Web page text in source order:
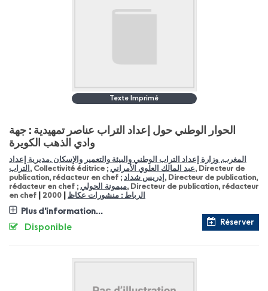
Texte Imprimé
الحوار الوطني حول إعداد التراب عناصر تمهيدية : جهة
وادي الذهب الكويرة
المغرب, وزارة إعداد التراب الوطني والبيئة والتعمير والإسكان .مديرية إعداد
التراب , Collectivité éditrice ; عبد المالك العلوي الأمراني, Directeur de
publication, rédacteur en chef ; إدريس شداد , Directeur de publication,
rédacteur en chef ; ميمونة الحولي, Directeur de publication, rédacteur
en chef
الرباط : منشورات عكاظ 2000
Plus d'information...
Réserver
Disponible